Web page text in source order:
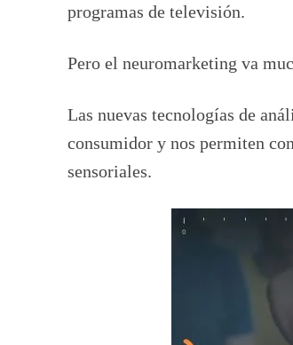
programas de televisión.
Pero el neuromarketing va
Las nuevas tecnologías de
consumidor y nos permiten
sensoriales.